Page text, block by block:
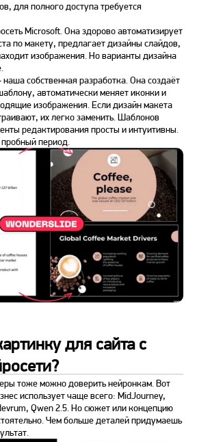
для полного доступа требуется
Microsoft. Она здорово автоматизирует
по макету, предлагает дизайны слайдов,
изображения. Но варианты дизайна
собственная разработка. Она создаёт
автоматически меняет иконки и
изображения. Если дизайн макета
их легко заменить. Шаблонов
редактирования просты и интуитивны.
период.
для сайта с
тоже можно доверить нейронкам. Вот
использует чаще всего: MidJourney,
Qwen 2.5. Но сюжет или концепцию
Чем больше деталей придумаешь